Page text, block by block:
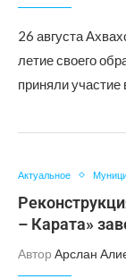
26 августа
летие своего
приняли
Актуальное
– Карата»
Автор Арслан